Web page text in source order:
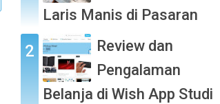
Laris Manis di Pasaran
Review dan
Pengalaman
Belanja di Wish App Studi